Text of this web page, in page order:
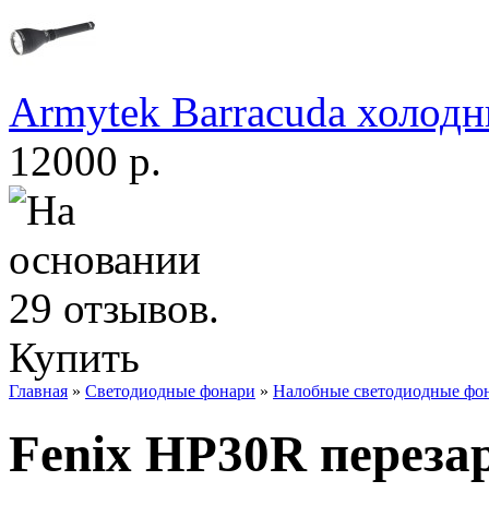
Armytek Barracuda
12000 р.
Купить
Главная » Светодиодные фонари » Налобные светодиодные
Fenix HP30R